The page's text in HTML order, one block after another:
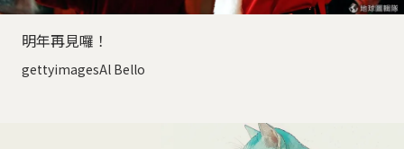
明年再見囉！
gettyimagesAl Bello